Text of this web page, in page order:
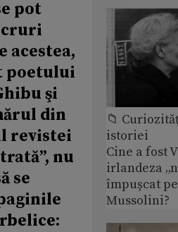
pot
acestea,
poetului
şi
din
revistei
nu
se
📁
istoriei
Cine a fost
irlandeza
împușcat
Mussolini?